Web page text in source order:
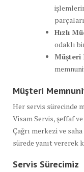
Hızlı
odaklı
Müşteri
Müşteri
Her servis sürecinde
Visam Servis, şeffaf
Çağrı merkezi ve
sürede yanıt vererek
Servis Sürecimiz